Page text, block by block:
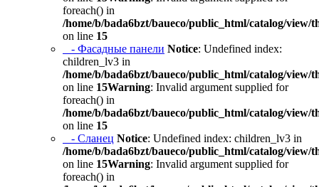
foreach() in
/home/b/bada6bzt/baueco/public_html/catalog/view/
on line 15
- Фасадные панели Notice: Undefined index:
children_lv3 in
/home/b/bada6bzt/baueco/public_html/catalog/view/
on line 15Warning: Invalid argument supplied for
foreach() in
/home/b/bada6bzt/baueco/public_html/catalog/view/
on line 15
- Сланец Notice: Undefined index: children_lv3 in
/home/b/bada6bzt/baueco/public_html/catalog/view/
on line 15Warning: Invalid argument supplied for
foreach() in